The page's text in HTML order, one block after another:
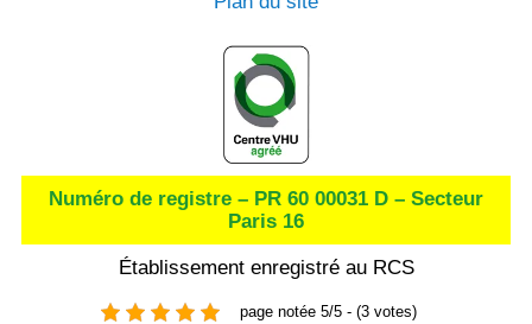
Numéro de registre – PR 60 00031 D – Secteur
Paris 16
Établissement enregistré au RCS
page notée 5/5 - (3 votes)